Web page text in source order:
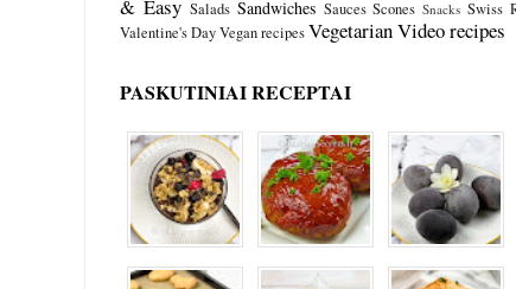
& Easy Salads Sandwiches Sauces Scones Snacks Swiss
Valentine's DayVegan recipesVegetarianVideo recipes
PASKUTINIAI RECEPTAI